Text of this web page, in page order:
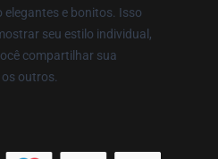
elegantes e bonitos. Isso
seu estilo individual,
compartilhar sua
outros.